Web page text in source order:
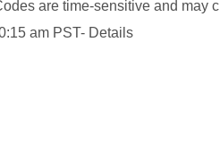
are time-sensitive and may
am PST- Details